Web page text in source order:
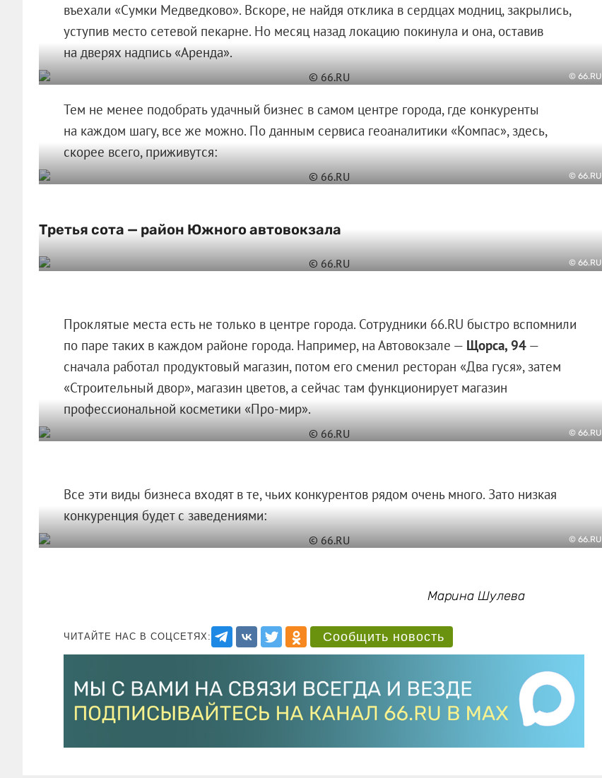
въехали «Сумки Медведково». Вскоре, не найдя отклика в сердцах модниц, закрылись,
уступив место сетевой пекарне. Но месяц назад локацию покинула и она, оставив
на дверях надпись «Аренда».
© 66.RU
Тем не менее подобрать удачный бизнес в самом центре города, где конкуренты
на каждом шагу, все же можно. По данным сервиса геоаналитики «Компас», здесь,
скорее всего, приживутся:
© 66.RU
Третья сота — район Южного автовокзала
© 66.RU
Проклятые места есть не только в центре города. Сотрудники 66.RU быстро вспомнили
по паре таких в каждом районе города. Например, на Автовокзале — Щорса, 94—
сначала работал продуктовый магазин, потом его сменил ресторан «Два гуся», затем
«Строительный двор», магазин цветов, а сейчас там функционирует магазин
профессиональной косметики «Про-мир».
© 66.RU
Все эти виды бизнеса входят в те, чьих конкурентов рядом очень много. Зато низкая
конкуренция будет с заведениями:
© 66.RU
Марина Шулева
ЧИТАЙТЕ НАС В СОЦСЕТЯХ: Сообщить новость